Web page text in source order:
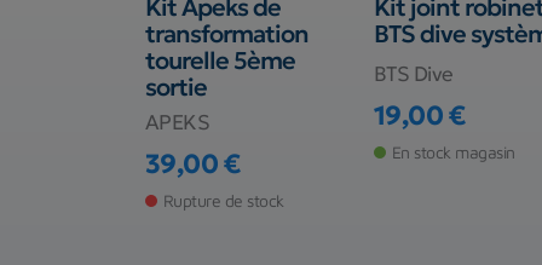
Kit Apeks de
transformation
tourelle 5ème
sortie
APEKS
Prix
39,00 €
Rupture de stock
Kit joint
BTS dive
BTS Dive
Prix
19,00 €
En stock magasin